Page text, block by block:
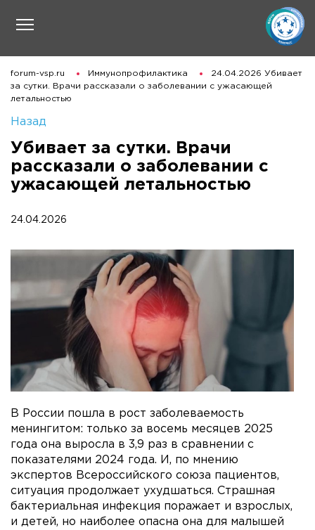
forum-vsp.ru Иммунопрофилактика
24.04.2026 Убивает
за сутки. Врачи рассказали о заболевании с ужасающей
летальностью
Назад
Убивает за сутки. Врачи
рассказали о заболевании с
ужасающей летальностью
24.04.2026
В России пошла в рост заболеваемость
менингитом: только за восемь месяцев 2025
года она выросла в 3,9 раз в сравнении с
показателями 2024 года. И, по мнению
экспертов Всероссийского союза пациентов,
ситуация продолжает ухудшаться. Страшная
бактериальная инфекция поражает и взрослых,
и детей, но наиболее опасна она для малышей